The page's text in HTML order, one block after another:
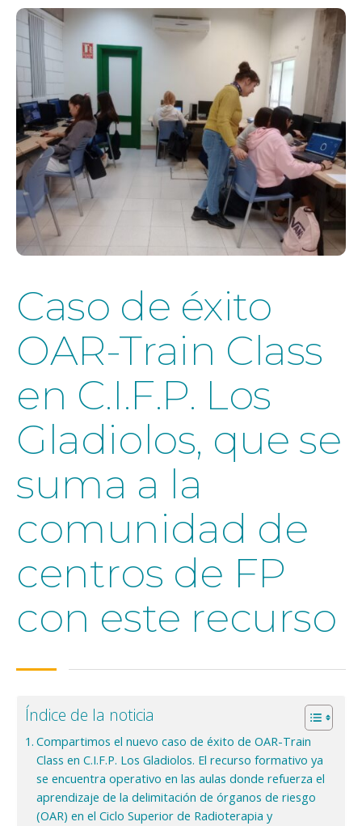
Caso de éxito
OAR-Train Class
en C.I.F.P. Los
Gladiolos, que se
suma a la
comunidad de
centros de FP
con este recurso
Índice de la noticia
Compartimos el nuevo caso de éxito de OAR-Train
Class en C.I.F.P. Los Gladiolos. El recurso formativo ya
se encuentra operativo en las aulas donde refuerza el
aprendizaje de la delimitación de órganos de riesgo
(OAR) en el Ciclo Superior de Radioterapia y